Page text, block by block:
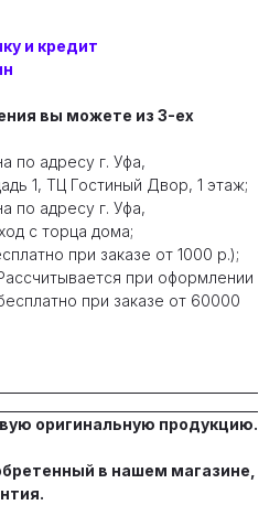
и кредит
вы можете из 3-ех
по адресу г. Уфа,
1, ТЦ Гостиный Двор, 1 этаж;
по адресу г. Уфа,
с торца дома;
при заказе от 1000 р.);
при оформлении
при заказе от 60000
оригинальную продукцию.
в нашем магазине,